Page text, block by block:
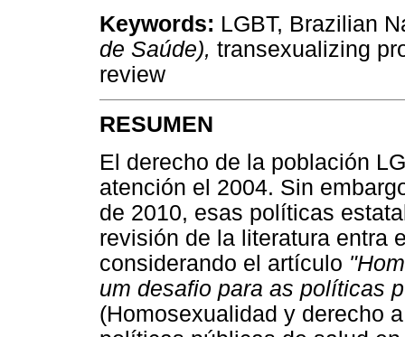
Keywords: LGBT, Brazilian
de Saúde), transexualizing
review
RESUMEN
El derecho de la población
atención el 2004. Sin
de 2010, esas políticas
revisión de la literatura entra
considerando el artículo
um desafio para as políticas
(Homosexualidad y derecho